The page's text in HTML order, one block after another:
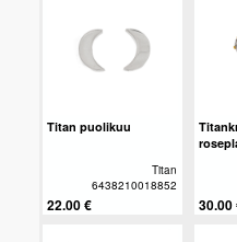
Titan puolikuu
Titan
6438210018852
22.00 € 30.00